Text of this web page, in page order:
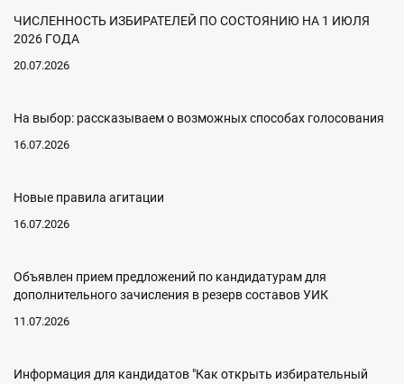
ЧИСЛЕННОСТЬ ИЗБИРАТЕЛЕЙ ПО СОСТОЯНИЮ НА 1 ИЮЛЯ
2026 ГОДА
20.07.2026
На выбор: рассказываем о возможных способах голосования
16.07.2026
Новые правила агитации
16.07.2026
Объявлен прием предложений по кандидатурам для
дополнительного зачисления в резерв составов УИК
11.07.2026
Информация для кандидатов "Как открыть избирательный